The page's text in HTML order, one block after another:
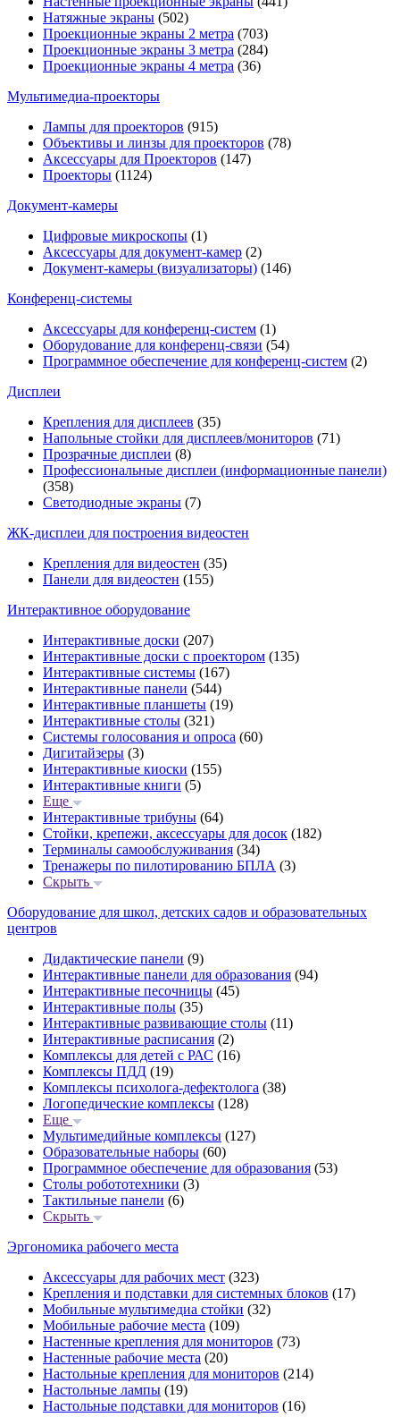
Натяжные экраны (502)
Проекционные экраны 2 метра (703)
Проекционные экраны 3 метра (284)
Проекционные экраны 4 метра (36)
Мультимедиa-проекторы
Лампы для проекторов (915)
Объективы и линзы для проекторов (78)
Аксессуары для Проекторов (147)
Проекторы (1124)
Документ-камеры
Цифровые микроскопы (1)
Аксессуары для документ-камер (2)
Документ-камеры (визуализаторы) (146)
Конференц-системы
Аксессуары для конференц-систем (1)
Оборудование для конференц-связи (54)
Программное обеспечение для конференц-систем (2)
Дисплеи
Крепления для дисплеев (35)
Напольные стойки для дисплеев/мониторов (71)
Прозрачные дисплеи (8)
Профессиональные дисплеи (информационные панели)
(358)
Светодиодные экраны (7)
ЖК-дисплеи для построения видеостен
Крепления для видеостен (35)
Панели для видеостен (155)
Интерактивное оборудование
Интерактивные доски (207)
Интерактивные доски с проектором (135)
Интерактивные системы (167)
Интерактивные панели (544)
Интерактивные планшеты (19)
Интерактивные столы (321)
Системы голосования и опроса (60)
Дигитайзеры (3)
Интерактивные киоски (155)
Интерактивные книги (5)
Еще
Интерактивные трибуны (64)
Стойки, крепежи, аксессуары для досок (182)
Терминалы самообслуживания (34)
Тренажеры по пилотированию БПЛА (3)
Скрыть
Оборудование для школ, детских садов и образовательных
центров
Дидактические панели (9)
Интерактивные панели для образования (94)
Интерактивные песочницы (45)
Интерактивные полы (35)
Интерактивные развивающие столы (11)
Интерактивные расписания (2)
Комплексы для детей с РАС (16)
Комплексы ПДД (19)
Комплексы психолога-дефектолога (38)
Логопедические комплексы (128)
Еще
Мультимедийные комплексы (127)
Образовательные наборы (60)
Программное обеспечение для образования (53)
Столы робототехники (3)
Тактильные панели (6)
Скрыть
Эргономика рабочего места
Аксессуары для рабочих мест (323)
Крепления и подставки для системных блоков (17)
Мобильные мультимедиа стойки (32)
Мобильные рабочие места (109)
Настенные крепления для мониторов (73)
Настенные рабочие места (20)
Настольные крепления для мониторов (214)
Настольные лампы (19)
Настольные подставки для мониторов (16)